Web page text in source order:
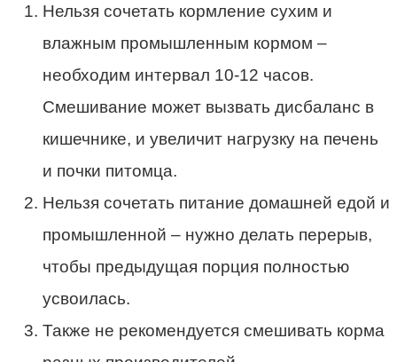
Нельзя сочетать кормление сухим и
влажным промышленным кормом –
необходим интервал 10-12 часов.
Смешивание может вызвать дисбаланс в
кишечнике, и увеличит нагрузку на печень
и почки питомца.
Нельзя сочетать питание домашней едой и
промышленной – нужно делать перерыв,
чтобы предыдущая порция полностью
усвоилась.
Также не рекомендуется смешивать корма